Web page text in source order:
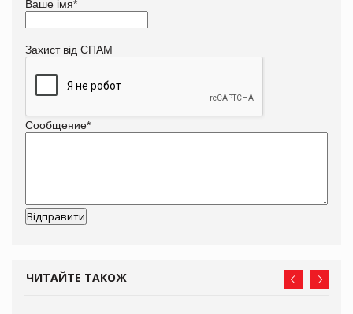
Ваше імя*
Захист від СПАМ
Сообщение*
ЧИТАЙТЕ ТАКОЖ